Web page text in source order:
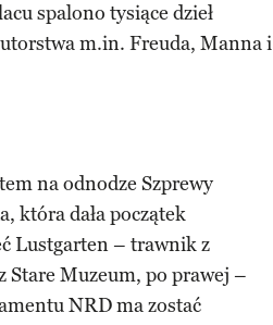
spalono tysiące dzieł
m.in. Freuda, Manna i
na odnodze Szprewy
która dała początek
Lustgarten – trawnik z
Muzeum, po prawej –
NRD ma zostać